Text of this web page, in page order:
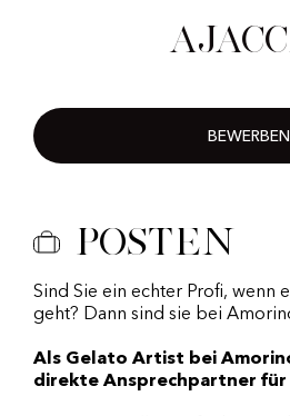
BEWERBEN
Posten
Sind Sie ein echter Profi, wenn
geht? Dann sind sie bei
Als Gelato Artist bei
direkte Ansprechpartner für